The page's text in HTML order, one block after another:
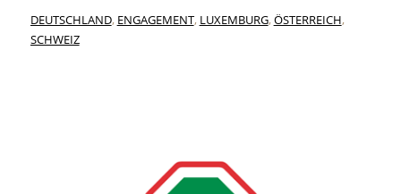
DEUTSCHLAND, ENGAGEMENT, LUXEMBURG,ÖSTERREICH,
SCHWEIZ